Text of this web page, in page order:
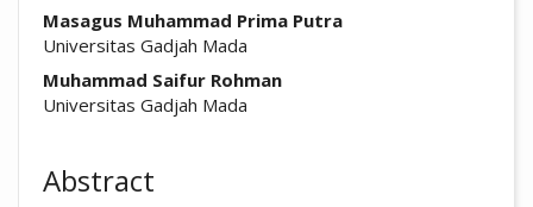
Masagus Muhammad Prima Putra
Universitas Gadjah Mada
Muhammad Saifur Rohman
Universitas Gadjah Mada
Abstract